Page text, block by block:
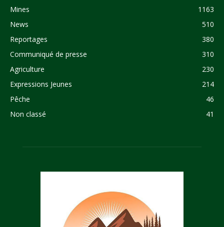
Mines
1163
News
510
Reportages
380
Communiqué de presse
310
Agriculture
230
Expressions Jeunes
214
Pêche
46
Non classé
41